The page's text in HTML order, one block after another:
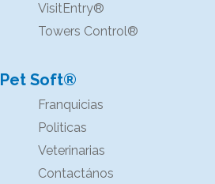
VisitEntry®
Towers Control®
Pet Soft®
Franquicias
Politicas
Veterinarias
Contactános